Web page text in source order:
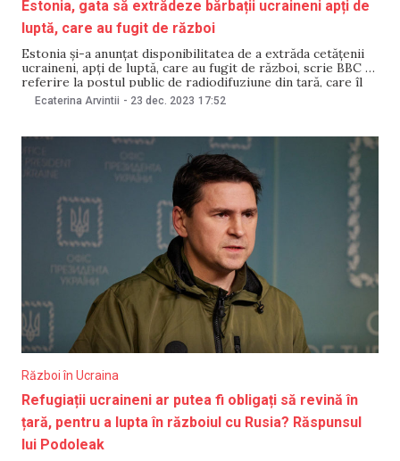
Estonia, gata să extrădeze bărbații ucraineni apți de
luptă, care au fugit de război
Estonia și-a anunțat disponibilitatea de a extrăda cetățenii
ucraineni, apți de luptă, care au fugit de război, scrie BBC cu
referire la postul public de radiodifuziune din țară, care îl
citează pe ministrul de interne al Estoniei, Lauri Läänemets.
Ecaterina Arvintii - 23 dec. 2023 17:52
Război în Ucraina
Refugiații ucraineni ar putea fi obligați să revină în
țară, pentru a lupta în războiul cu Rusia? Răspunsul
lui Podoleak